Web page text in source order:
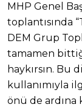
MHP Genel
toplantısında
DEM Grup
tamamen
haykırsın. Bu
kullanımıyla
önü de ardına